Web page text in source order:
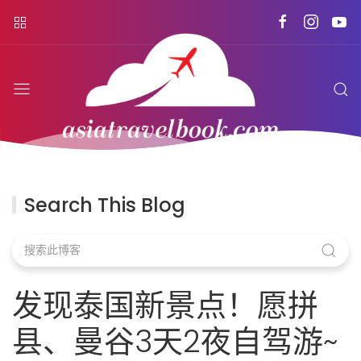
Search This Blog
发现泰国新景点！愿拼
县、曼谷3天2夜自驾游~